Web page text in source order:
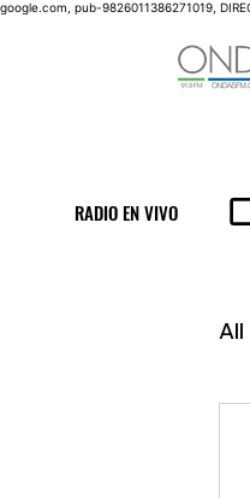
google.com, pub-9826011386271019,
RADIO EN VIVO
All